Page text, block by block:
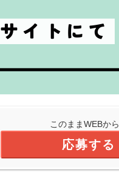
このままWEBから
応募する